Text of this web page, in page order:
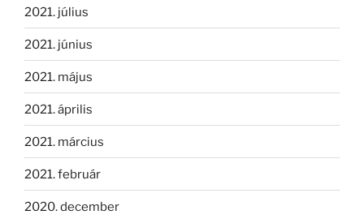
2021. július
2021. június
2021. május
2021. április
2021. március
2021. február
2020. december